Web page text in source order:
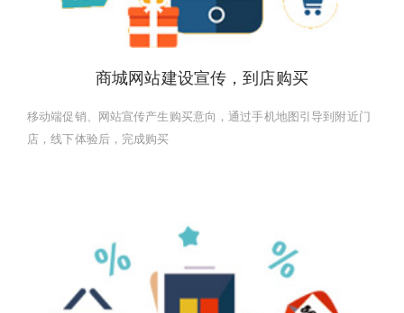
商城网站建设宣传，到店购买
移动端促销、网站宣传产生购买意向，通过手机地图引导到附近门
店，线下体验后，完成购买